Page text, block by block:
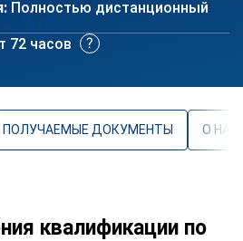
Полностью дистанционный
72 часов
ПОЛУЧАЕМЫЕ ДОКУМЕНТЫ О
квалификации по